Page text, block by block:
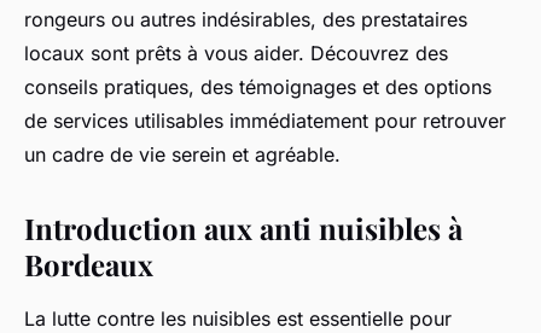
rongeurs ou autres indésirables, des prestataires
locaux sont prêts à vous aider. Découvrez des
conseils pratiques, des témoignages et des options
de services utilisables immédiatement pour retrouver
un cadre de vie serein et agréable.
Introduction aux anti nuisibles à
Bordeaux
La lutte contre les nuisibles est essentielle pour